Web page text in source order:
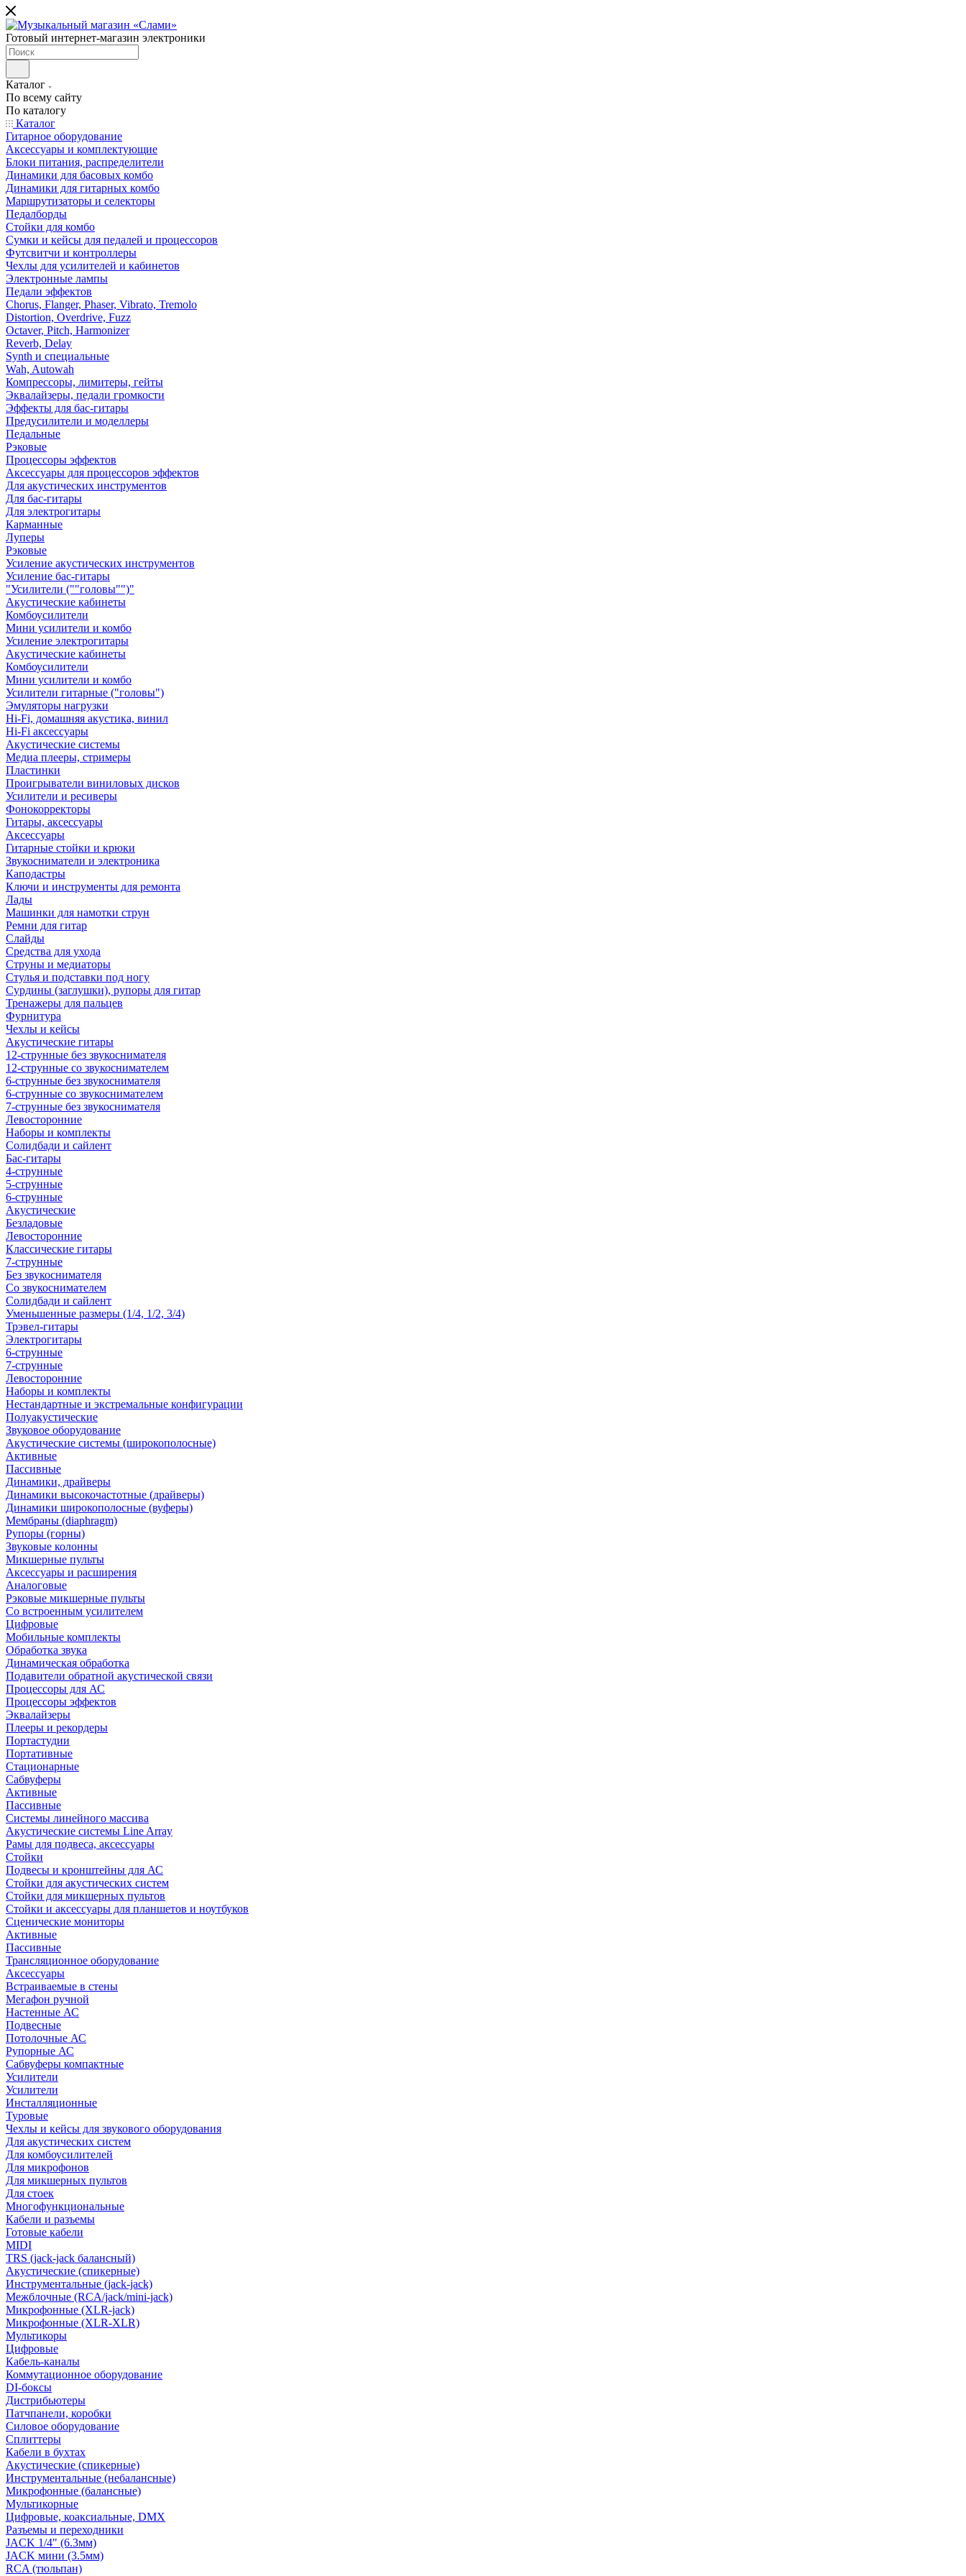
Готовый интернет-магазин электроники
Каталог
По всему сайту
По каталогу
Каталог
Гитарное оборудование
Аксессуары и комплектующие
Блоки питания, распределители
Динамики для басовых комбо
Динамики для гитарных комбо
Маршрутизаторы и селекторы
Педалборды
Стойки для комбо
Сумки и кейсы для педалей и процессоров
Футсвитчи и контроллеры
Чехлы для усилителей и кабинетов
Электронные лампы
Педали эффектов
Chorus, Flanger, Phaser, Vibrato, Tremolo
Distortion, Overdrive, Fuzz
Octaver, Pitch, Harmonizer
Reverb, Delay
Synth и специальные
Wah, Autowah
Компрессоры, лимитеры, гейты
Эквалайзеры, педали громкости
Эффекты для бас-гитары
Предусилители и моделлеры
Педальные
Рэковые
Процессоры эффектов
Аксессуары для процессоров эффектов
Для акустических инструментов
Для бас-гитары
Для электрогитары
Карманные
Луперы
Рэковые
Усиление акустических инструментов
Усиление бас-гитары
"Усилители (""головы"")"
Акустические кабинеты
Комбоусилители
Мини усилители и комбо
Усиление электрогитары
Акустические кабинеты
Комбоусилители
Мини усилители и комбо
Усилители гитарные ("головы")
Эмуляторы нагрузки
Hi-Fi, домашняя акустика, винил
Hi-Fi аксессуары
Акустические системы
Медиа плееры, стримеры
Пластинки
Проигрыватели виниловых дисков
Усилители и ресиверы
Фонокорректоры
Гитары, аксессуары
Аксессуары
Гитарные стойки и крюки
Звукосниматели и электроника
Каподастры
Ключи и инструменты для ремонта
Лады
Машинки для намотки струн
Ремни для гитар
Слайды
Средства для ухода
Струны и медиаторы
Стулья и подставки под ногу
Сурдины (заглушки), рупоры для гитар
Тренажеры для пальцев
Фурнитура
Чехлы и кейсы
Акустические гитары
12-струнные без звукоснимателя
12-струнные со звукоснимателем
6-струнные без звукоснимателя
6-струнные со звукоснимателем
7-струнные без звукоснимателя
Левосторонние
Наборы и комплекты
Солидбади и сайлент
Бас-гитары
4-струнные
5-струнные
6-струнные
Акустические
Безладовые
Левосторонние
Классические гитары
7-струнные
Без звукоснимателя
Со звукоснимателем
Солидбади и сайлент
Уменьшенные размеры (1/4, 1/2, 3/4)
Трэвел-гитары
Электрогитары
6-струнные
7-струнные
Левосторонние
Наборы и комплекты
Нестандартные и экстремальные конфигурации
Полуакустические
Звуковое оборудование
Акустические системы (широкополосные)
Активные
Пассивные
Динамики, драйверы
Динамики высокочастотные (драйверы)
Динамики широкополосные (вуферы)
Мембраны (diaphragm)
Рупоры (горны)
Звуковые колонны
Микшерные пульты
Аксессуары и расширения
Аналоговые
Рэковые микшерные пульты
Со встроенным усилителем
Цифровые
Мобильные комплекты
Обработка звука
Динамическая обработка
Подавители обратной акустической связи
Процессоры для АС
Процессоры эффектов
Эквалайзеры
Плееры и рекордеры
Портастудии
Портативные
Стационарные
Сабвуферы
Активные
Пассивные
Системы линейного массива
Акустические системы Line Array
Рамы для подвеса, аксессуары
Стойки
Подвесы и кронштейны для АС
Стойки для акустических систем
Стойки для микшерных пультов
Стойки и аксессуары для планшетов и ноутбуков
Сценические мониторы
Активные
Пассивные
Трансляционное оборудование
Аксессуары
Встраиваемые в стены
Мегафон ручной
Настенные АС
Подвесные
Потолочные АС
Рупорные АС
Сабвуферы компактные
Усилители
Усилители
Инсталляционные
Туровые
Чехлы и кейсы для звукового оборудования
Для акустических систем
Для комбоусилителей
Для микрофонов
Для микшерных пультов
Для стоек
Многофункциональные
Кабели и разъемы
Готовые кабели
MIDI
TRS (jack-jack балансный)
Акустические (спикерные)
Инструментальные (jack-jack)
Межблочные (RCA/jack/mini-jack)
Микрофонные (XLR-jack)
Микрофонные (XLR-XLR)
Мультикоры
Цифровые
Кабель-каналы
Коммутационное оборудование
DI-боксы
Дистрибьютеры
Патчпанели, коробки
Силовое оборудование
Сплиттеры
Кабели в бухтах
Акустические (спикерные)
Инструментальные (небалансные)
Микрофонные (балансные)
Мультикорные
Цифровые, коаксиальные, DMX
Разъемы и переходники
JACK 1/4" (6.3мм)
JACK мини (3.5мм)
RCA (тюльпан)